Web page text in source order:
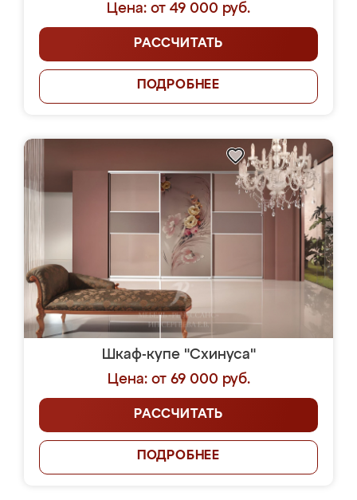
Цена: от 49 000 руб.
РАССЧИТАТЬ
ПОДРОБНЕЕ
Шкаф-купе "Схинуса"
Цена: от 69 000 руб.
РАССЧИТАТЬ
ПОДРОБНЕЕ